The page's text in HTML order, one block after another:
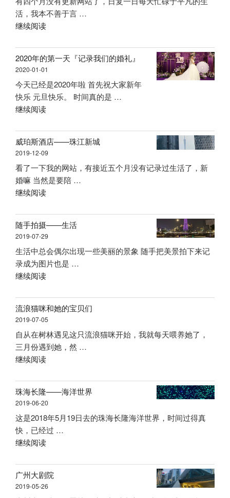
活，我本不善于言 …
继续阅读“最
2020年的第一天『记录我们的婚礼』
2020-01-01
今天已经是2020年啦 首先祝大家新年
快乐 元旦快乐。 时间真的是 …
继续阅读“2020
的
第
一
天
『记
录
的
礼』”
威珀斯酒店——珠江新城
2019-12-09
看了一下我的网站，有接近五个月没有记录过生活了，新
婚嘛 当然是要陪 …
继续阅读“威
斯
酒
店
——
珠
江
城”
随手拍摄——生活
2019-07-29
生活中总会偶尔出现一些美丽的景象 随手把美景拍下来记
录成为图片也是 …
继续阅读“随
拍
摄
——
生
活”
流浪猫咪和她的宝贝们
2019-07-05
自从在树林遇见这只流浪猫咪开始，我就每天喂养她了，
三月份遇到她，然 …
继续阅读“流
猫
咪
和
她
的
宝
们”
珠海长隆——海洋世界
2019-06-20
这是2018年5月19日去的珠海长隆海洋世界，时间过得真
快，已经过 …
继续阅读“珠
长
隆
——
广州大剧院
2019-05-26